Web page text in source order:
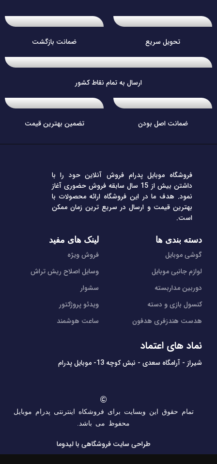
تحویل سریع ضمانت بازگشت
ارسال به تمام نقاط کشور
ضمانت اصل بودن تضمین بهترین قیمت
فروشگاه موبایل پدرام فروش آنلاین حود را با
داشتن بیش از 15 سال سابقه فروش حضوری آغاز
نمود. هدف ما در این فروشگاه ارائه محصولات با
بهترین قیمت و ارسال در سریع ترین زمان ممکن
است.
دسته بندی ها
گوشی موبایل
لوازم جانبی موبایل
دوربین مداربسته
کنسول بازی و دسته
هدست هندزفری هدفون
لینک های مفید
فروش ویژه
وسایل اصلاح ریش تراش
سشوار
ویدئو پروژکتور
ساعت هوشمند
نماد های اعتماد
شیراز - آرامگاه سعدی - نبش کوچه 13- موبایل پدرام
تمام حقوق این وبسایت برای فروشکاه اینترنتی پدرام موبایل
محفوظ می باشد.
طراحی سایت فروشگاهی با لیدوما